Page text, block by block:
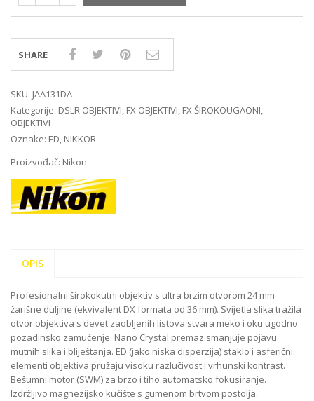
SHARE
SKU: JAA131DA
Kategorije: DSLR OBJEKTIVI, FX OBJEKTIVI, FX ŠIROKOUGAONI,
OBJEKTIVI
Oznake: ED, NIKKOR
Proizvođač: Nikon
OPIS
Profesionalni širokokutni objektiv s ultra brzim otvorom 24 mm
žarišne duljine (ekvivalent DX formata od 36 mm). Svijetla slika tražila
otvor objektiva s devet zaobljenih listova stvara meko i oku ugodno
pozadinsko zamućenje. Nano Crystal premaz smanjuje pojavu
mutnih slika i bliještanja. ED (jako niska disperzija) staklo i asferični
elementi objektiva pružaju visoku razlučivost i vrhunski kontrast.
Bešumni motor (SWM) za brzo i tiho automatsko fokusiranje.
Izdržljivo magnezijsko kućište s gumenom brtvom postolja.